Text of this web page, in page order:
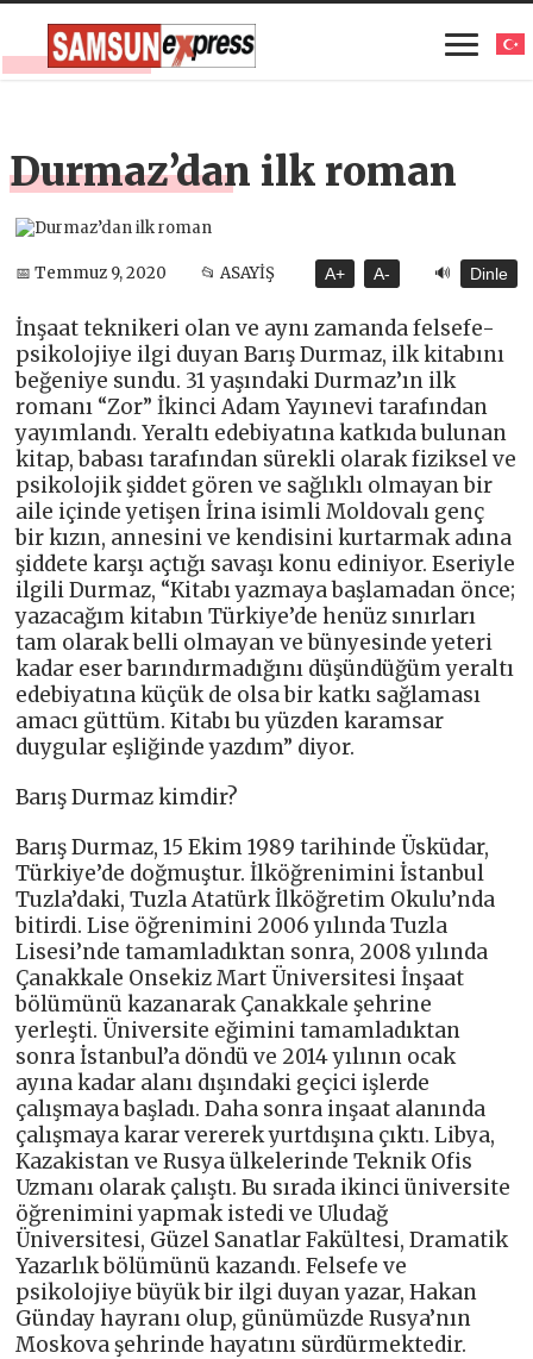
Durmaz’dan ilk roman
📅 Temmuz 9, 2020 📂 ASAYİŞ A+ A- 🔊 Dinle
İnşaat teknikeri olan ve aynı zamanda felsefe-
psikolojiye ilgi duyan Barış Durmaz, ilk kitabını
beğeniye sundu. 31 yaşındaki Durmaz’ın ilk
romanı “Zor” İkinci Adam Yayınevi tarafından
yayımlandı. Yeraltı edebiyatına katkıda bulunan
kitap, babası tarafından sürekli olarak fiziksel ve
psikolojik şiddet gören ve sağlıklı olmayan bir
aile içinde yetişen İrina isimli Moldovalı genç
bir kızın, annesini ve kendisini kurtarmak adına
şiddete karşı açtığı savaşı konu ediniyor. Eseriyle
ilgili Durmaz, “Kitabı yazmaya başlamadan önce;
yazacağım kitabın Türkiye’de henüz sınırları
tam olarak belli olmayan ve bünyesinde yeteri
kadar eser barındırmadığını düşündüğüm yeraltı
edebiyatına küçük de olsa bir katkı sağlaması
amacı güttüm. Kitabı bu yüzden karamsar
duygular eşliğinde yazdım” diyor.
Barış Durmaz kimdir?
Barış Durmaz, 15 Ekim 1989 tarihinde Üsküdar,
Türkiye’de doğmuştur. İlköğrenimini İstanbul
Tuzla’daki, Tuzla Atatürk İlköğretim Okulu’nda
bitirdi. Lise öğrenimini 2006 yılında Tuzla
Lisesi’nde tamamladıktan sonra, 2008 yılında
Çanakkale Onsekiz Mart Üniversitesi İnşaat
bölümünü kazanarak Çanakkale şehrine
yerleşti. Üniversite eğimini tamamladıktan
sonra İstanbul’a döndü ve 2014 yılının ocak
ayına kadar alanı dışındaki geçici işlerde
çalışmaya başladı. Daha sonra inşaat alanında
çalışmaya karar vererek yurtdışına çıktı. Libya,
Kazakistan ve Rusya ülkelerinde Teknik Ofis
Uzmanı olarak çalıştı. Bu sırada ikinci üniversite
öğrenimini yapmak istedi ve Uludağ
Üniversitesi, Güzel Sanatlar Fakültesi, Dramatik
Yazarlık bölümünü kazandı. Felsefe ve
psikolojiye büyük bir ilgi duyan yazar, Hakan
Günday hayranı olup, günümüzde Rusya’nın
Moskova şehrinde hayatını sürdürmektedir.